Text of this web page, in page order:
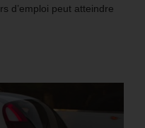
d’emploi peut atteindre